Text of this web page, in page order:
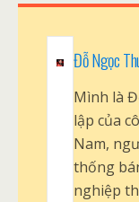
Đỗ Ngọc
Mình là
lập của
Nam,
thống
nghiệp